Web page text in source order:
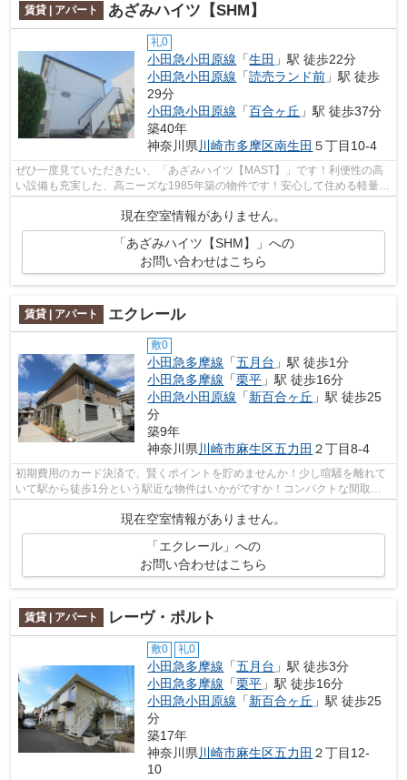
賃貸 | アパート あざみハイツ【SHM】
礼0
小田急小田原線 「生田 」駅 徒歩22分
小田急小田原線 「読売ランド前 」駅 徒歩
29分
小田急小田原線 「百合ヶ丘 」駅 徒歩37分
築40年
神奈川県 川崎市多摩区南生田 ５丁目10-4
ぜひ一度見ていただきたい、「あざみハイツ【MAST】」です！利便性の高
い設備も充実した、高ニーズな1985年築の物件です！安心して住める軽量鉄
骨なら、耐震性や耐久性がバッチリです...
現在空室情報がありません。
「あざみハイツ【SHM】」への
お問い合わせはこちら
賃貸 | アパート エクレール
敷0
小田急多摩線 「五月台 」駅 徒歩1分
小田急多摩線 「栗平 」駅 徒歩16分
小田急小田原線 「新百合ヶ丘 」駅 徒歩25
分
築9年
神奈川県川崎市麻生区五力田 ２丁目8-4
初期費用のカード決済で、賢くポイントを貯めませんか！少し喧騒を離れて
いて駅から徒歩1分という駅近な物件はいかがですか！コンパクトな間取り
現在空室情報がありません。
「エクレール」への
お問い合わせはこちら
賃貸 | アパート レーヴ・ポルト
敷0 礼0
小田急多摩線 「五月台 」駅 徒歩3分
小田急多摩線 「栗平 」駅 徒歩16分
小田急小田原線 「新百合ヶ丘 」駅 徒歩25
分
築17年
神奈川県 川崎市麻生区五力田 ２丁目12-
10